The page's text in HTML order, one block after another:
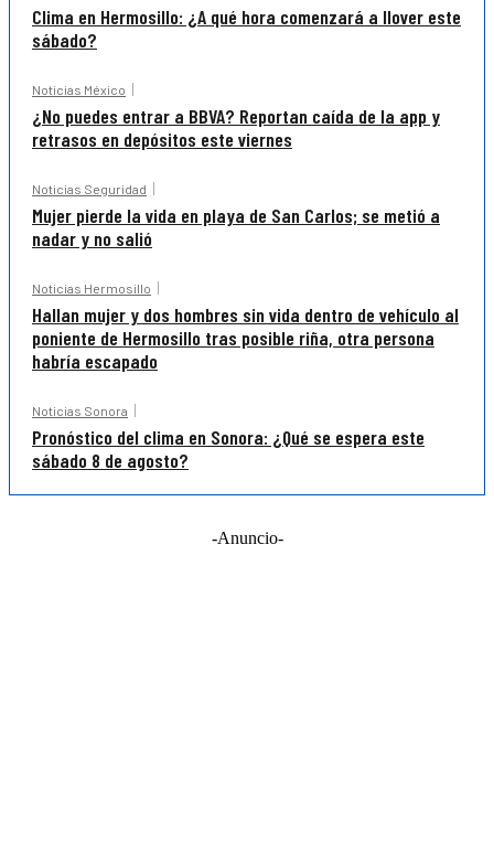
Clima en Hermosillo: ¿A qué hora comenzará a llover este
sábado?
Noticias México
¿No puedes entrar a BBVA? Reportan caída de la app y
retrasos en depósitos este viernes
Noticias Seguridad
Mujer pierde la vida en playa de San Carlos; se metió a
nadar y no salió
Noticias Hermosillo
Hallan mujer y dos hombres sin vida dentro de vehículo al
poniente de Hermosillo tras posible riña, otra persona
habría escapado
Noticias Sonora
Pronóstico del clima en Sonora: ¿Qué se espera este
sábado 8 de agosto?
-Anuncio-